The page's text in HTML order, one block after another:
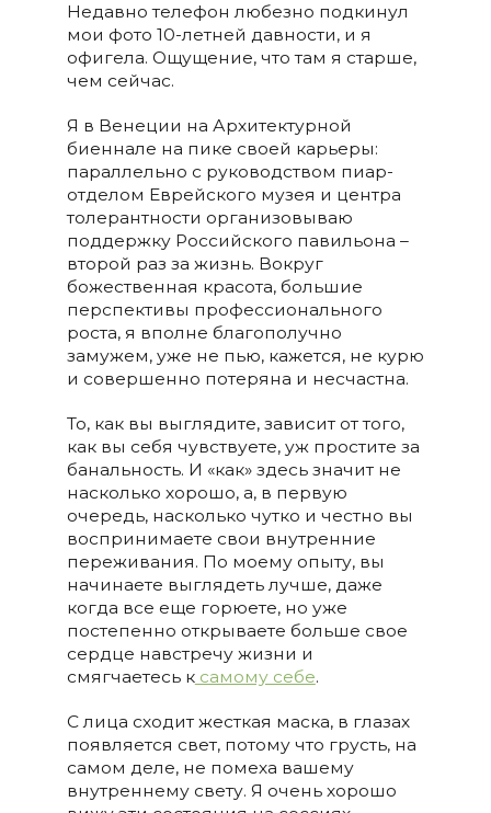
Недавно телефон любезно подкинул
мои фото 10-летней давности, и я
офигела. Ощущение, что там я старше,
чем сейчас.
Я в Венеции на Архитектурной
биеннале на пике своей карьеры:
параллельно с руководством пиар-
отделом Еврейского музея и центра
толерантности организовываю
поддержку Российского павильона –
второй раз за жизнь. Вокруг
божественная красота, большие
перспективы профессионального
роста, я вполне благополучно
замужем, уже не пью, кажется, не курю
и совершенно потеряна и несчастна.
То, как вы выглядите, зависит от того,
как вы себя чувствуете, уж простите за
банальность. И «как» здесь значит не
насколько хорошо, а, в первую
очередь, насколько чутко и честно вы
воспринимаете свои внутренние
переживания. По моему опыту, вы
начинаете выглядеть лучше, даже
когда все еще горюете, но уже
постепенно открываете больше свое
сердце навстречу жизни и
смягчаетесь ксамому себе.
С лица сходит жесткая маска, в глазах
появляется свет, потому что грусть, на
самом деле, не помеха вашему
внутреннему свету. Я очень хорошо